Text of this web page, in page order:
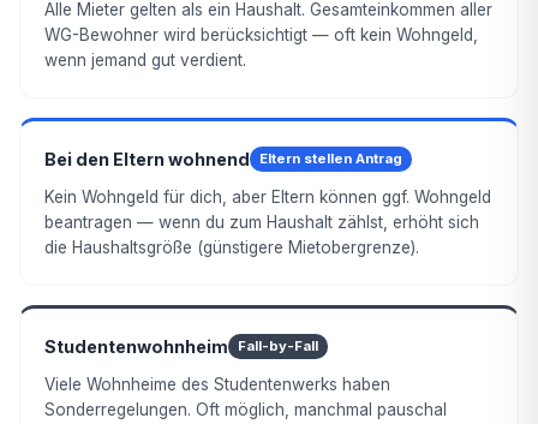
Alle Mieter gelten als ein Haushalt. Gesamteinkommen aller
WG-Bewohner wird berücksichtigt — oft kein Wohngeld,
wenn jemand gut verdient.
Bei den Eltern wohnend Eltern stellen Antrag
Kein Wohngeld für dich, aber Eltern können ggf. Wohngeld
beantragen — wenn du zum Haushalt zählst, erhöht sich
die Haushaltsgröße (günstigere Mietobergrenze).
Studentenwohnheim Fall-by-Fall
Viele Wohnheime des Studentenwerks haben
Sonderregelungen. Oft möglich, manchmal pauschal